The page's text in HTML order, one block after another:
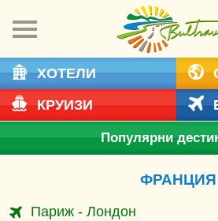
ХОТЕЛИ
КРУИЗИ
Популярни
ФРАНЦИЯ
Париж - Лондон